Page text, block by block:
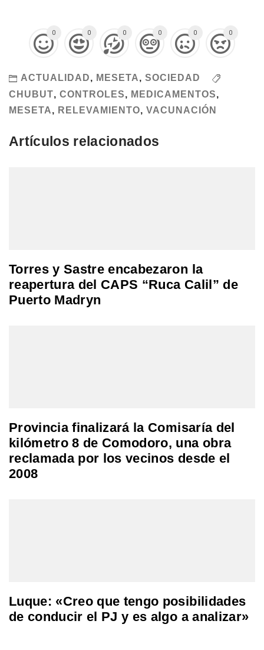
0 0 0 0 0 0
ACTUALIDAD, MESETA, SOCIEDAD
CHUBUT, CONTROLES, MEDICAMENTOS,
MESETA, RELEVAMIENTO, VACUNACIÓN
Artículos relacionados
Torres y Sastre encabezaron la
reapertura del CAPS “Ruca Calil” de
Puerto Madryn
Provincia finalizará la Comisaría del
kilómetro 8 de Comodoro, una obra
reclamada por los vecinos desde el
2008
Luque: «Creo que tengo posibilidades
de conducir el PJ y es algo a analizar»